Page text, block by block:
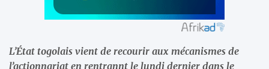
L’État togolais vient de recourir aux mécanismes de
l’actionnariat en rentrannt le lundi dernier dans le